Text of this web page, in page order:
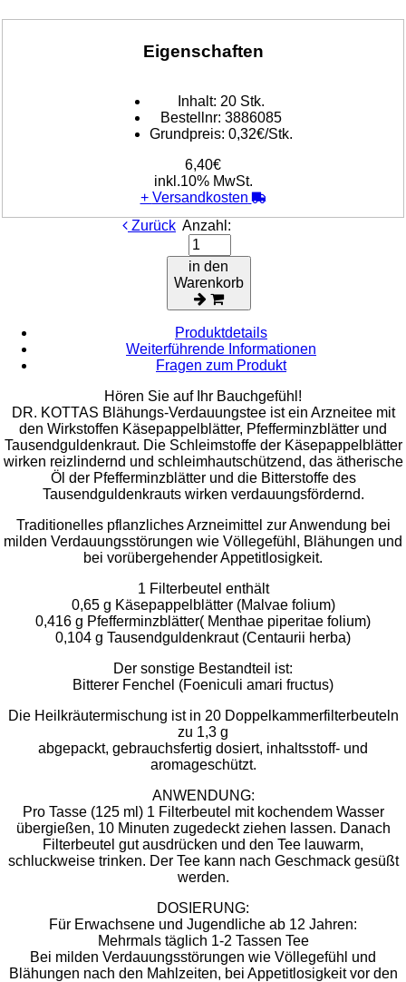
Eigenschaften
Inhalt: 20 Stk.
Bestellnr: 3886085
Grundpreis: 0,32€/Stk.
6,40€
inkl.10% MwSt.
+ Versandkosten
Zurück Anzahl:
in den
Warenkorb
Produktdetails
Weiterführende Informationen
Fragen zum Produkt
Hören Sie auf Ihr Bauchgefühl!
DR. KOTTAS Blähungs-Verdauungstee ist ein Arzneitee mit
den Wirkstoffen Käsepappelblätter, Pfefferminzblätter und
Tausendguldenkraut. Die Schleimstoffe der Käsepappelblätter
wirken reizlindernd und schleimhautschützend, das ätherische
Öl der Pfefferminzblätter und die Bitterstoffe des
Tausendguldenkrauts wirken verdauungsfördernd.
Traditionelles pflanzliches Arzneimittel zur Anwendung bei
milden Verdauungsstörungen wie Völlegefühl, Blähungen und
bei vorübergehender Appetitlosigkeit.
1 Filterbeutel enthält
0,65 g Käsepappelblätter (Malvae folium)
0,416 g Pfefferminzblätter( Menthae piperitae folium)
0,104 g Tausendguldenkraut (Centaurii herba)
Der sonstige Bestandteil ist:
Bitterer Fenchel (Foeniculi amari fructus)
Die Heilkräutermischung ist in 20 Doppelkammerfilterbeuteln
zu 1,3 g
abgepackt, gebrauchsfertig dosiert, inhaltsstoff- und
aromageschützt.
ANWENDUNG:
Pro Tasse (125 ml) 1 Filterbeutel mit kochendem Wasser
übergießen, 10 Minuten zugedeckt ziehen lassen. Danach
Filterbeutel gut ausdrücken und den Tee lauwarm,
schluckweise trinken. Der Tee kann nach Geschmack gesüßt
werden.
DOSIERUNG:
Für Erwachsene und Jugendliche ab 12 Jahren:
Mehrmals täglich 1-2 Tassen Tee
Bei milden Verdauungsstörungen wie Völlegefühl und
Blähungen nach den Mahlzeiten, bei Appetitlosigkeit vor den